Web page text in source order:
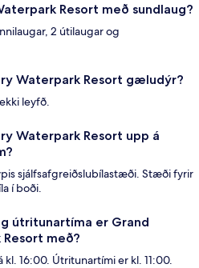
Resort með sundlaug?
2 útilaugar og
Waterpark Resort gæludýr?
leyfð.
Waterpark Resort upp á
sjálfsafgreiðslubílastæði. Stæði fyrir
í boði.
útritunartíma er Grand
með?
16:00. Útritunartími er kl. 11:00.